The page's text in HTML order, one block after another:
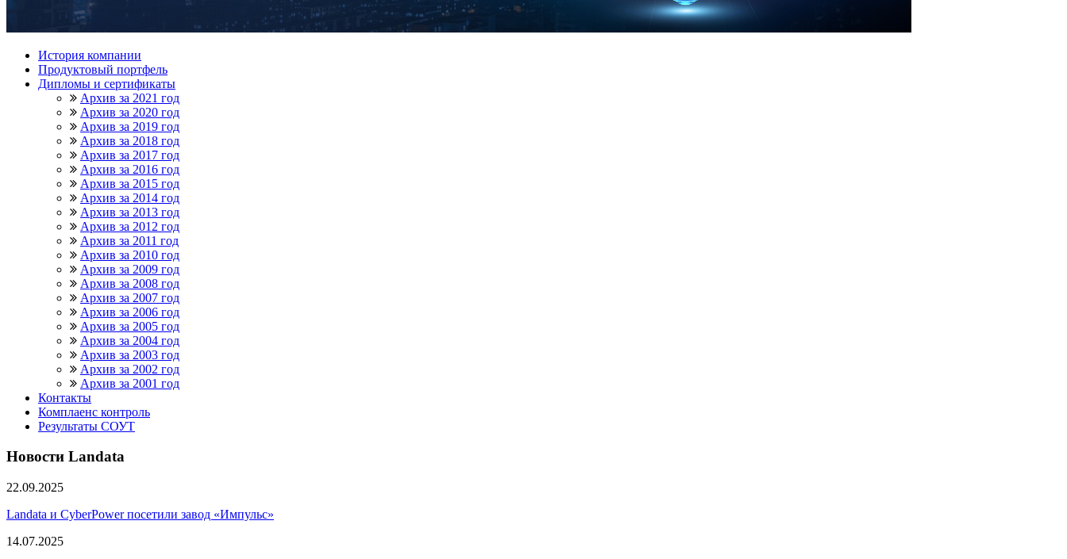
История компании
Продуктовый портфель
Дипломы и сертификаты
Архив за 2021 год
Архив за 2020 год
Архив за 2019 год
Архив за 2018 год
Архив за 2017 год
Архив за 2016 год
Архив за 2015 год
Архив за 2014 год
Архив за 2013 год
Архив за 2012 год
Архив за 2011 год
Архив за 2010 год
Архив за 2009 год
Архив за 2008 год
Архив за 2007 год
Архив за 2006 год
Архив за 2005 год
Архив за 2004 год
Архив за 2003 год
Архив за 2002 год
Архив за 2001 год
Контакты
Комплаенс контроль
Результаты СОУТ
Новости Landata
22.09.2025
Landata и CyberPower посетили завод «Импульс»
14.07.2025